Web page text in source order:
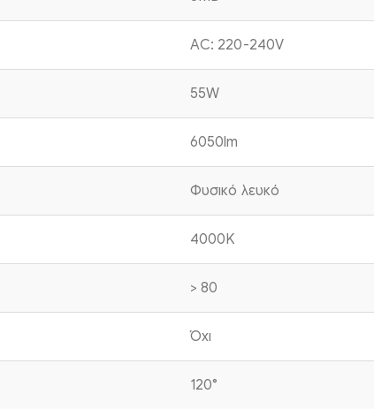
AC: 220-240V
55W
6050lm
Φυσικό λευκό
4000K
> 80
Όχι
120°